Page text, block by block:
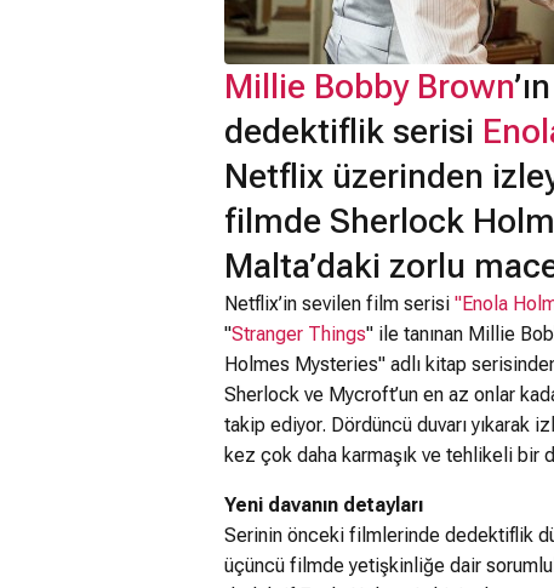
Millie Bobby Brown
dedektiflik serisi
Netflix üzerinden
filmde Sherlock
Malta’daki zorlu
Netflix’in sevilen film serisi "Enola
"Stranger Things" ile tanınan Millie
Holmes Mysteries" adlı kitap
Sherlock ve Mycroft’un en az onlar
takip ediyor. Dördüncü duvarı yıkarak
kez çok daha karmaşık ve tehlikeli bir
Yeni davanın detayları
Serinin önceki filmlerinde dedektiflik
üçüncü filmde yetişkinliğe dair